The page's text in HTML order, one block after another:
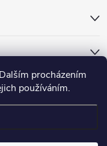
procházením
používáním.
práva vyhrazena.